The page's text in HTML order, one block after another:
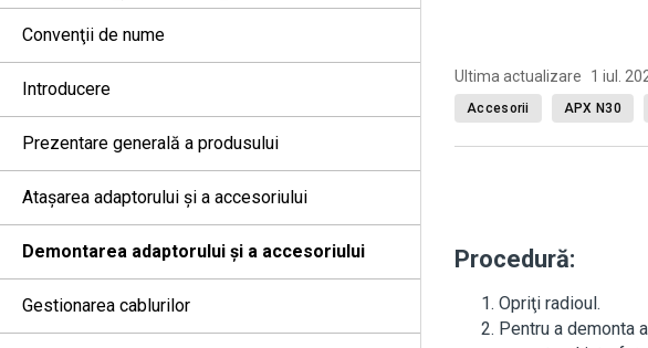
Convenţii de nume
Introducere
Prezentare generală a produsului
Ataşarea adaptorului şi a accesoriului
Demontarea adaptorului şi a accesoriului
Gestionarea cablurilor
Ultima actualizare 1 iul.
Accesorii APX N30
Procedură:
Opriţi radioul.
Pentru a demonta